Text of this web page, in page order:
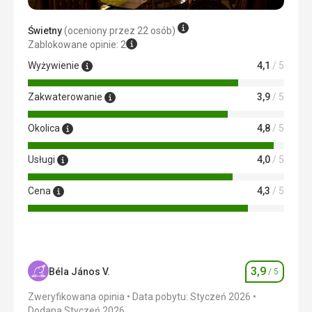
pomocą Google Translate
Świetny(oceniony przez 22 osób)
Zablokowane opinie: 2
Wyżywienie
4,1 / 5
Zakwaterowanie 3,9 / 5
Okolica 4,8 / 5
Usługi 4,0 / 5
Cena 4,3 / 5
Béla János V. Ocena
3,9 / 5
Zweryfikowana opinia
Data pobytu: Styczeń 2026